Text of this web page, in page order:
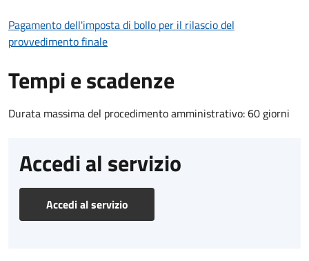
Pagamento dell'imposta di bollo per il rilascio del
provvedimento finale
Tempi e scadenze
Durata massima del procedimento amministrativo: 60 giorni
Accedi al servizio
Accedi al servizio